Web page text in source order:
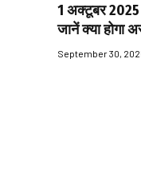
1 अक्टूबर
जानें क्या होगा
September 30,